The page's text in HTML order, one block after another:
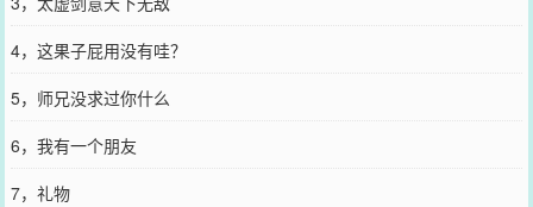
4，这果子屁用没有哇？
5，师兄没求过你什么
6，我有一个朋友
7，礼物